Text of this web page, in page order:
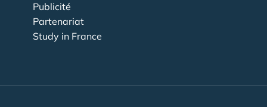
Publicité
Partenariat
Study in France